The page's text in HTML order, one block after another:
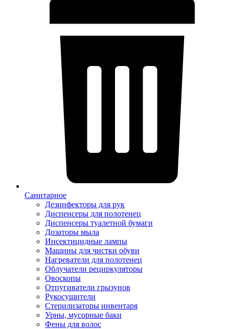
Санитарное
Дезинфекторы для рук
Диспенсеры для полотенец
Диспенсеры туалетной бумаги
Дозаторы мыла
Инсектицидные лампы
Машины для чистки обуви
Нагреватели для полотенец
Облучатели рециркуляторы
Овоскопы
Отпугиватели грызунов
Рукосушители
Стерилизаторы инвентаря
Урны, мусорные баки
Фены для волос